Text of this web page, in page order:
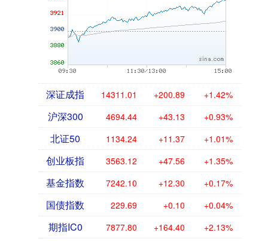
深证成指 14311.01 +200.89 +1.42%
沪深300 4694.44 +43.13 +0.93%
北证50 1134.24 +11.37 +1.01%
创业板指 3563.12 +47.56 +1.35%
基金指数 7242.10 +12.30 +0.17%
国债指数 229.69 +0.10 +0.04%
期指IC0 7877.80 +164.40 +2.13%